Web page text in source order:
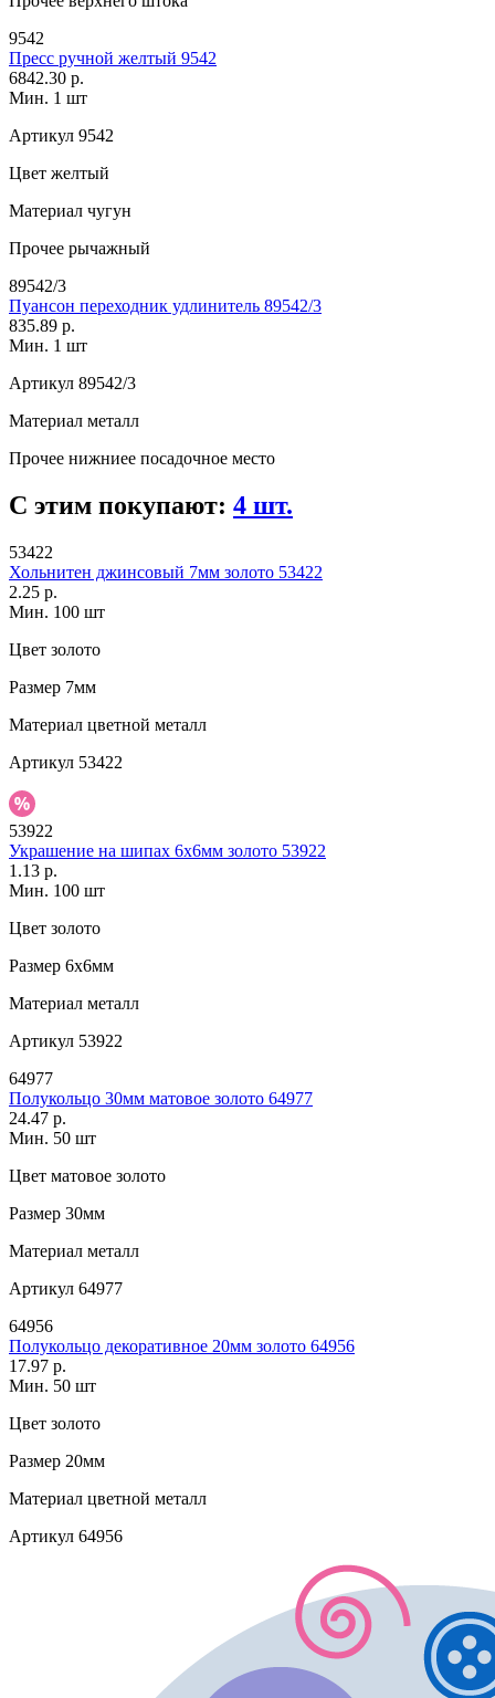
9542
Пресс ручной желтый 9542
6842.30 р.
Мин. 1 шт
Артикул 9542
Цвет желтый
Материал чугун
Прочее рычажный
89542/3
Пуансон переходник удлинитель 89542/3
835.89 р.
Мин. 1 шт
Артикул 89542/3
Материал металл
Прочее нижниее посадочное место
С этим покупают: 4 шт.
53422
Хольнитен джинсовый 7мм золото 53422
2.25 р.
Мин. 100 шт
Цвет золото
Размер 7мм
Материал цветной металл
Артикул 53422
53922
Украшение на шипах 6х6мм золото 53922
1.13 р.
Мин. 100 шт
Цвет золото
Размер 6х6мм
Материал металл
Артикул 53922
64977
Полукольцо 30мм матовое золото 64977
24.47 р.
Мин. 50 шт
Цвет матовое золото
Размер 30мм
Материал металл
Артикул 64977
64956
Полукольцо декоративное 20мм золото 64956
17.97 р.
Мин. 50 шт
Цвет золото
Размер 20мм
Материал цветной металл
Артикул 64956